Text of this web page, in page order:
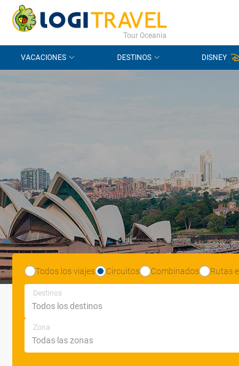
CONTACTO PREGUNTAS FRECUENTES
Tour Oceania
VACACIONES DESTINOS DISNEY
Todos los viajes Circuitos Combinados Rutas
Destinos
Zona